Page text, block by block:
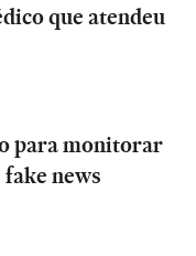
que atendeu
para monitorar
news